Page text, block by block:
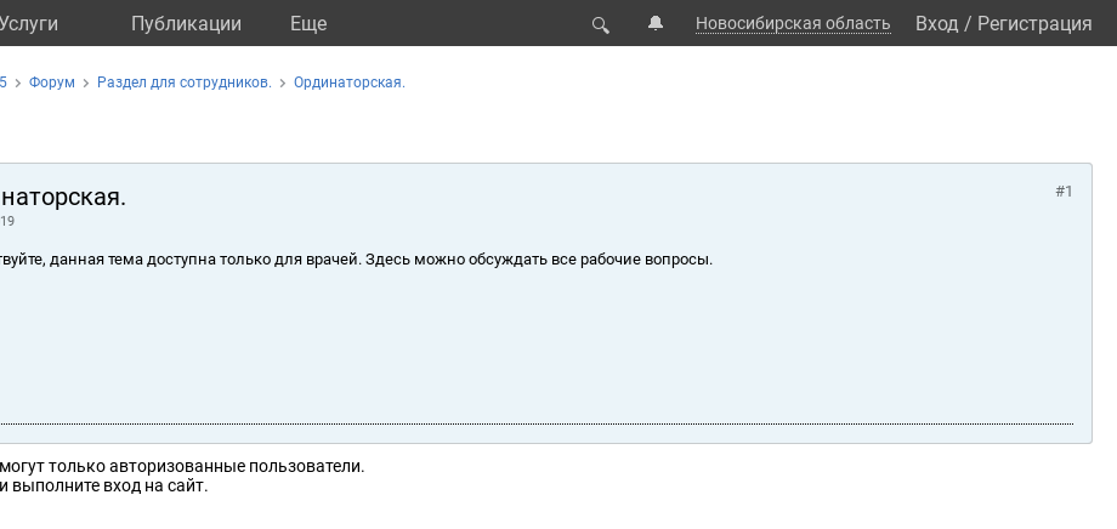
Публикации Eще 🔍 🔔 Новосибирская область Вход / Регистрация
Форум Раздел для сотрудников. Ординаторская.
#1
данная тема доступна только для врачей. Здесь можно обсуждать все рабочие вопросы.
только авторизованные пользователи.
выполните вход на сайт.